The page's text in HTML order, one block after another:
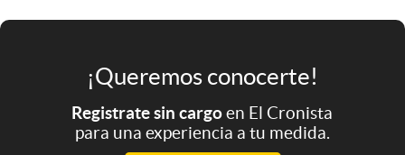
¡Queremos conocerte!
Registrate sin cargoen El Cronista
para una experiencia a tu medida.